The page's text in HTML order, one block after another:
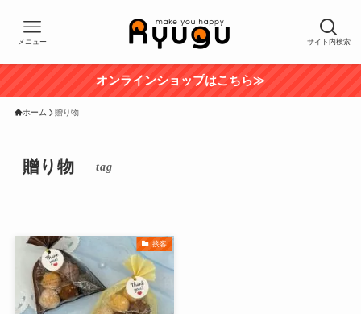
サイト内検索
メニュー
オンラインショップはこちら≫
ホーム 贈り物
贈り物 – tag –
接客